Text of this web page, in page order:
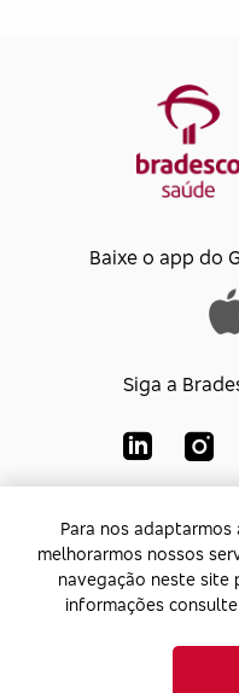
Para nos
melhorarmos nossos
navegação neste site
informações
Baixe o app do
Siga a
CNPJ:
Endereço:
Av. Rio
Janeiro - Rio de
Para nos
melhorarmos nossos
navegação neste site
informações